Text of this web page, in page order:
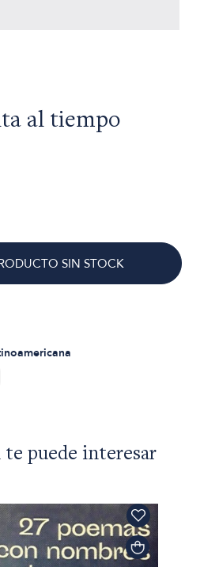
al tiempo
SIN STOCK
te puede interesar